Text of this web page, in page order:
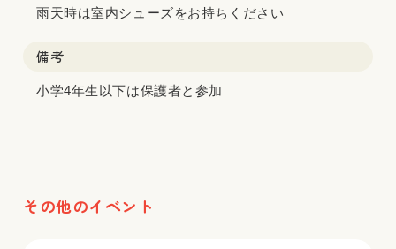
雨天時は室内シューズをお持ちください
備考
小学4年生以下は保護者と参加
その他のイベント